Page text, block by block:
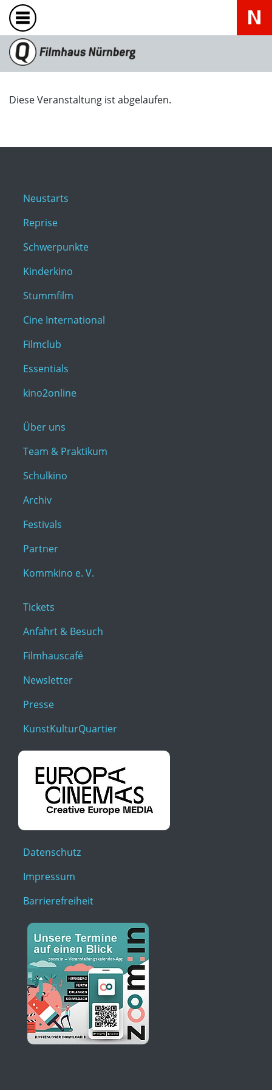
Diese Veranstaltung ist abgelaufen.
Neustarts
Reprise
Schwerpunkte
Kinderkino
Stummfilm
Cine International
Filmclub
Essentials
kino2online
Über uns
Team & Praktikum
Schulkino
Archiv
Festivals
Partner
Kommkino e. V.
Tickets
Anfahrt & Besuch
Filmhauscafé
Newsletter
Presse
KunstKulturQuartier
Datenschutz
Impressum
Barrierefreiheit